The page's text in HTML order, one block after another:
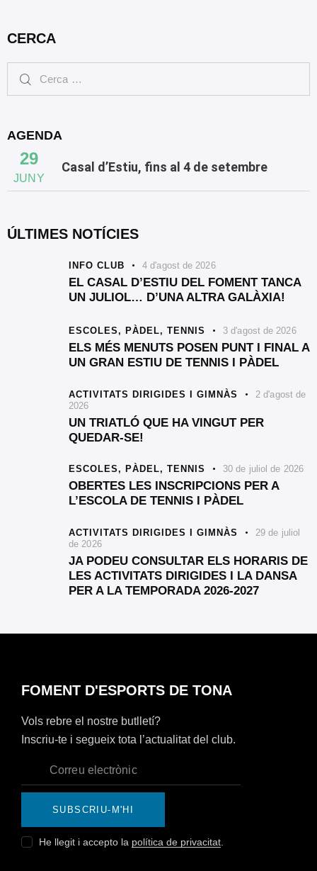
CERCA
AGENDA
29
JUNY
Casal d’Estiu, fins al 4 de setembre
ÚLTIMES NOTÍCIES
INFO CLUB 4 d'agost de 2026
EL CASAL D’ESTIU DEL FOMENT TANCA
UN JULIOL… D’UNA ALTRA GALÀXIA!
ESCOLES, PÀDEL, TENNIS 3 d'agost de 2026
ELS MÉS MENUTS POSEN PUNT I FINAL A
UN GRAN ESTIU DE TENNIS I PÀDEL
ACTIVITATS DIRIGIDES I GIMNÀS
2 d'agost de
2026
UN TRIATLÓ QUE HA VINGUT PER
QUEDAR-SE!
ESCOLES, PÀDEL, TENNIS 30 de juliol de 2026
OBERTES LES INSCRIPCIONS PER A
L’ESCOLA DE TENNIS I PÀDEL
ACTIVITATS DIRIGIDES I GIMNÀS
29 de juliol
de 2026
JA PODEU CONSULTAR ELS HORARIS DE
LES ACTIVITATS DIRIGIDES I LA DANSA
PER A LA TEMPORADA 2026-2027
FOMENT D'ESPORTS DE TONA
Vols rebre el nostre butlletí?
Inscriu-te i segueix tota l’actualitat del club.
SUBSCRIU-M'HI
He llegit i accepto la política de privacitat